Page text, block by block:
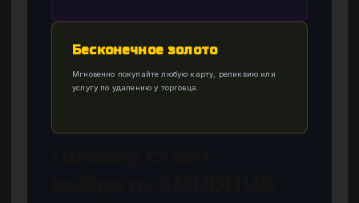
Бесконечное золото
Мгновенно покупайте любую карту, реликвию или
услугу по удалению у торговца.